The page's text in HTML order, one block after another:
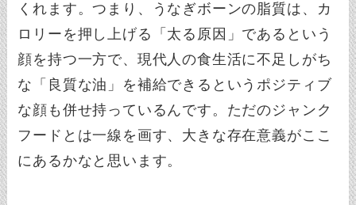
くれます。つまり、うなぎボーンの脂質は、カ
ロリーを押し上げる「太る原因」であるという
顔を持つ一方で、現代人の食生活に不足しがち
な「良質な油」を補給できるというポジティブ
な顔も併せ持っているんです。ただのジャンク
フードとは一線を画す、大きな存在意義がここ
にあるかなと思います。